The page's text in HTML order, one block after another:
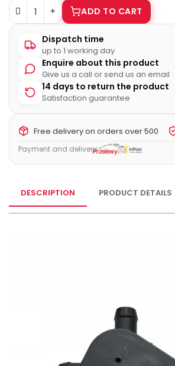
ADD TO CART
Dispatch time
up to 1 working day
Enquire about this product
Give us a call or send us an email
14 days to return the product
Satisfaction guarantee
Free delivery on orders over 500
Payment and delivery:
DESCRIPTION PRODUCT DETAILS